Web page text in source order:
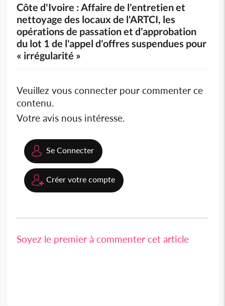
Côte d'Ivoire : Affaire de l'entretien et
nettoyage des locaux de l'ARTCI, les
opérations de passation et d'approbation
du lot 1 de l'appel d'offres suspendues pour
« irrégularité »
Veuillez vous connecter pour commenter ce
contenu.
Votre avis nous intéresse.
Se Connecter
Créer votre compte
Soyez le premier à commenter cet article